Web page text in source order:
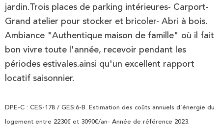
jardin.Trois places de parking intérieures- Carport-
Grand atelier pour stocker et bricoler- Abri à bois.
Ambiance "Authentique maison de famille" où il fait
bon vivre toute l'année, recevoir pendant les
périodes estivales.ainsi qu'un excellent rapport
locatif saisonnier.
DPE-C : CES-178 / GES:6-B. Estimation des coûts annuels d’énergie du
logement entre 2230€ et 3090€/an- Année de référence 2023.